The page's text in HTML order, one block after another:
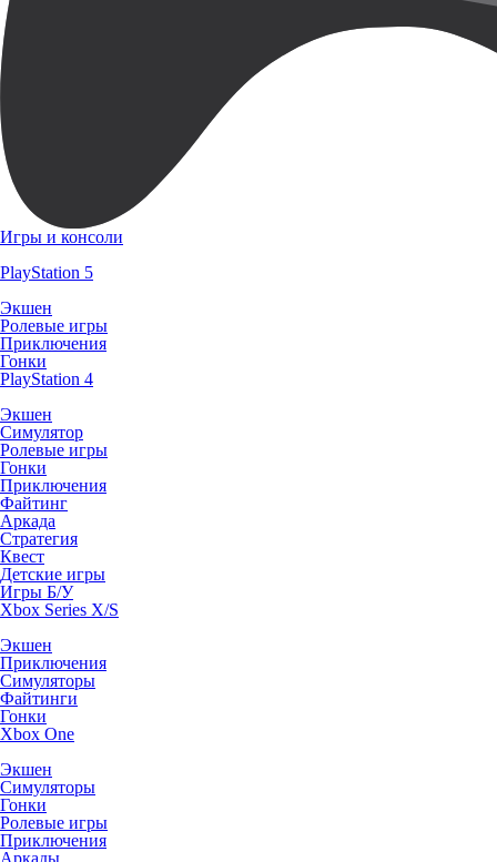
Игры и консоли
PlayStation 5
Экшен
Ролевые игры
Приключения
Гонки
PlayStation 4
Экшен
Симулятор
Ролевые игры
Гонки
Приключения
Файтинг
Аркада
Стратегия
Квест
Детские игры
Игры Б/У
Xbox Series X/S
Экшен
Приключения
Симуляторы
Файтинги
Гонки
Xbox One
Экшен
Симуляторы
Гонки
Ролевые игры
Приключения
Аркады